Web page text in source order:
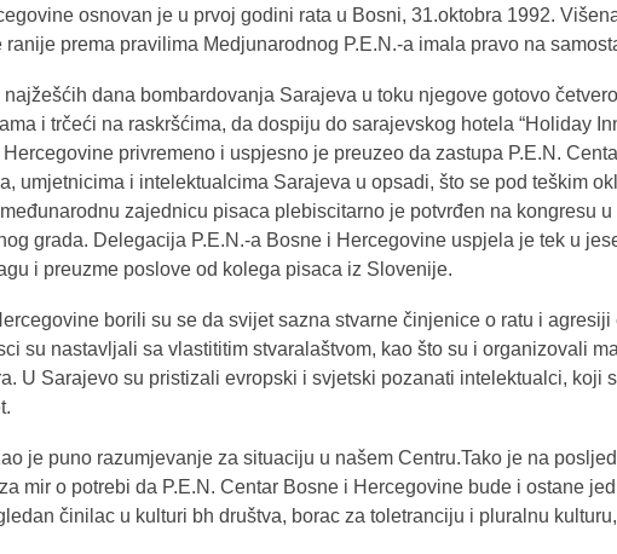
osnovan je u prvoj godini rata u Bosni, 31.oktobra 1992.
prema pravilima Medjunarodnog P.E.N.-a imala pravo na
dana bombardovanja Sarajeva u toku njegove gotovo
i trčeći na raskršćima, da dospiju do sarajevskog hotela “Holiday
Hercegovine privremeno i uspjesno je preuzeo da zastupa P.E.N.
umjetnicima i intelektualcima Sarajeva u opsadi, što se pod teškim
zajednicu pisaca plebiscitarno je potvrđen na kongresu
grada. Delegacija P.E.N.-a Bosne i Hercegovine uspjela je tek u
i preuzme poslove od kolega pisaca iz Slovenije.
borili su se da svijet sazna stvarne činjenice o ratu i
su nastavljali sa vlastititim stvaralaštvom, kao što su i organizovali
U Sarajevo su pristizali evropski i svjetski pozanati intelektualci, koji
je puno razumjevanje za situaciju u našem Centru.Tako je na
mir o potrebi da P.E.N. Centar Bosne i Hercegovine bude i ostane
činilac u kulturi bh društva, borac za toletranciju i pluralnu